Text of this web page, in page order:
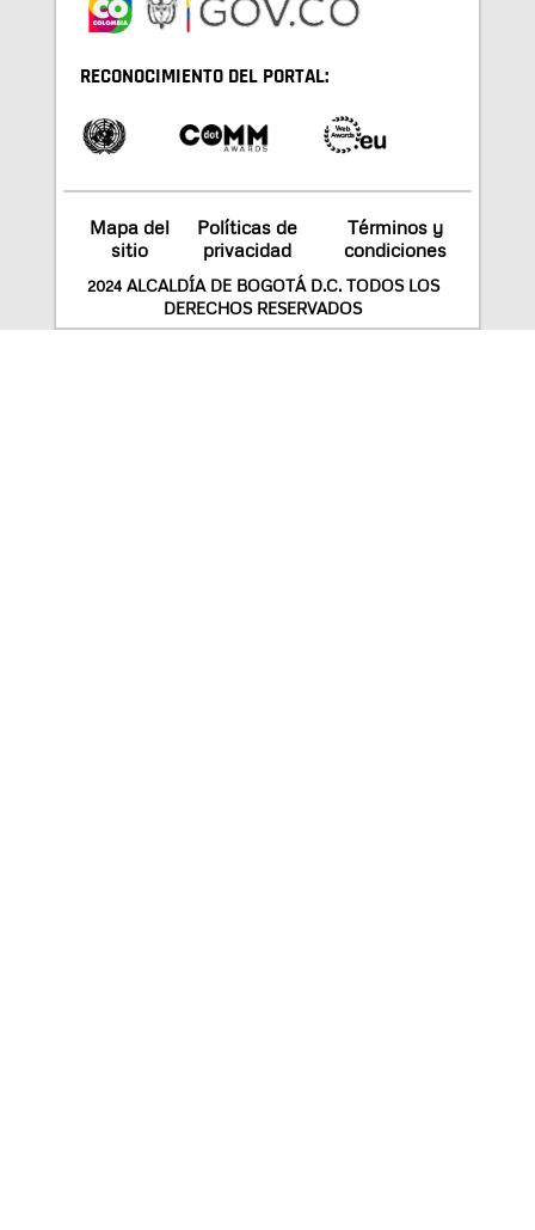
RECONOCIMIENTO DEL PORTAL:
Mapa del
sitio
Políticas de
privacidad
Términos y
condiciones
2024 ALCALDÍA DE BOGOTÁ D.C. TODOS LOS
DERECHOS RESERVADOS